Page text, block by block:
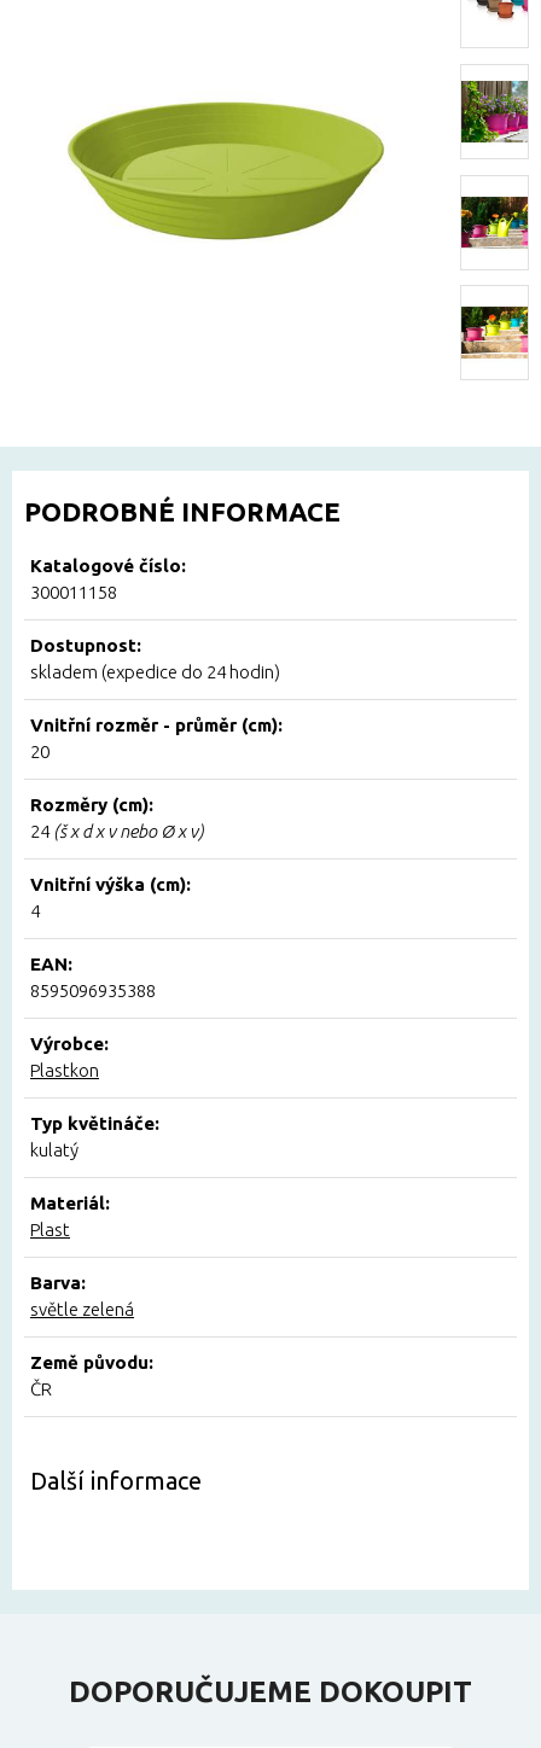
PODROBNÉ INFORMACE
Katalogové číslo:
300011158
Dostupnost:
skladem (expedice do 24 hodin)
Vnitřní rozměr - průměr (cm):
20
Rozměry (cm):
24 (š x d x v nebo Ø x v)
Vnitřní výška (cm):
4
EAN:
8595096935388
Výrobce:
Plastkon
Typ květináče:
kulatý
Materiál:
Plast
Barva:
světle zelená
Země původu:
ČR
Další informace
DOPORUČUJEME DOKOUPIT